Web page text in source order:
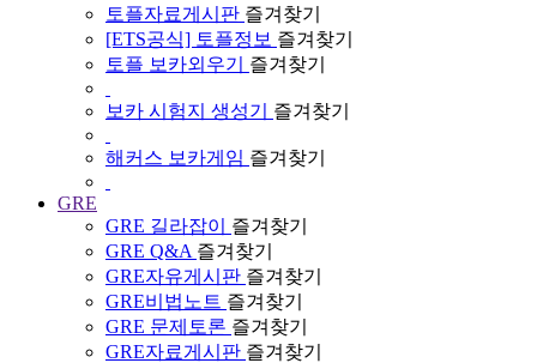
토플자료게시판 즐겨찾기
[ETS공식] 토플정보 즐겨찾기
토플 보카외우기
즐겨찾기
보카 시험지 생성기 즐겨찾기
해커스 보카게임 즐겨찾기
GRE
GRE 길라잡이
즐겨찾기
GRE Q&A 즐겨찾기
GRE자유게시판 즐겨찾기
GRE비법노트 즐겨찾기
GRE 문제토론 즐겨찾기
GRE자료게시판 즐겨찾기